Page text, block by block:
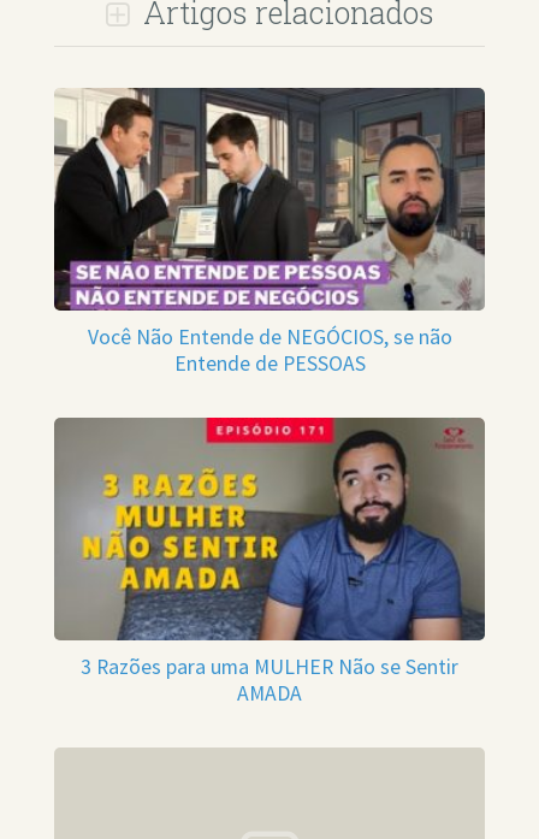
Artigos relacionados
Você Não Entende de NEGÓCIOS, se não
Entende de PESSOAS
3 Razões para uma MULHER Não se Sentir
AMADA